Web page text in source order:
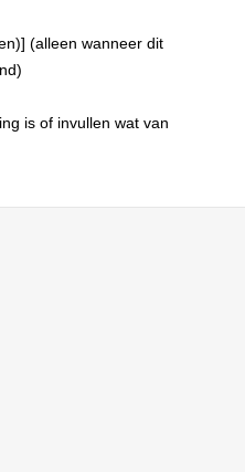
(alleen wanneer dit
is of invullen wat van